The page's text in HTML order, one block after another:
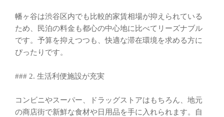
幡ヶ谷は渋谷区内でも比較的家賃相場が抑えられている
ため、民泊の料金も都心の中心地に比べてリーズナブル
です。予算を抑えつつも、快適な滞在環境を求める方に
ぴったりです。
### 2. 生活利便施設が充実
コンビニやスーパー、ドラッグストアはもちろん、地元
の商店街で新鮮な食材や日用品を手に入れられます。自